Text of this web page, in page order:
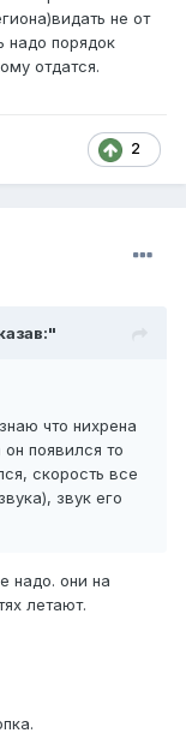
не от
надо порядок
отдатся.
2
что нихрена
он появился то
скорость все
звук его
надо. они на
летают.